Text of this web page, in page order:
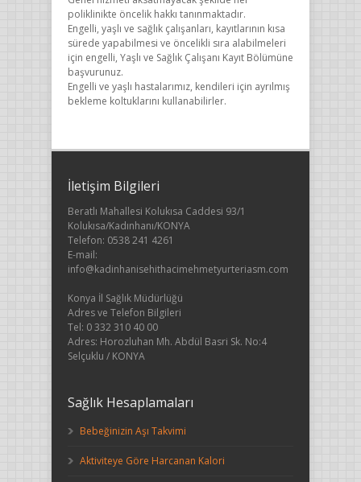
poliklinikte öncelik hakkı tanınmaktadır.
Engelli, yaşlı ve sağlık çalışanları, kayıtlarının kısa
sürede yapabilmesi ve öncelikli sıra alabilmeleri
için engelli, Yaşlı ve Sağlık Çalışanı Kayıt Bölümüne
başvurunuz.
Engelli ve yaşlı hastalarımız, kendileri için ayrılmış
bekleme koltuklarını kullanabilirler.
İletişim Bilgileri
Beratlı Mahallesi Kolukısa Caddesi 93/1
Kolukısa/Kadınhanı/KONYA
Telefon: 0538 241 4261
E-mail:
info@kadinhanisehithacimehmetyurteriasm.com
Konya İl Sağlık Müdürlüğü
Adres ve Telefon Bilgileri
Tel: 0 332 310 40 00
Adres: Horozluhan Mh. Abdül Basri Sk. No:4
Selçuklu / KONYA
Sağlık Hesaplamaları
Bebeğinizin Aşı Takvimi
Aktiviteye Göre Harcanan Kalori